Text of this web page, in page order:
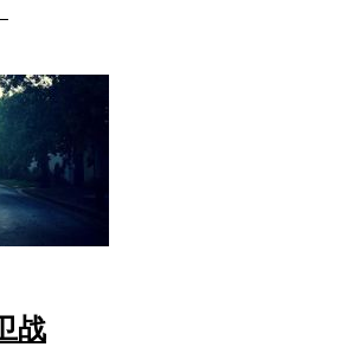
战